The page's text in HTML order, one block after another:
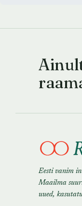
Eesti vanim
Maailma
uued,